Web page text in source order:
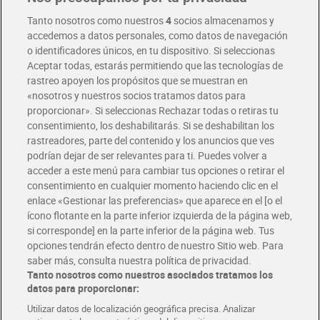
Envío gratis por compras superiores a 100€
Envío estandar por 4,99€
Glovo y Uber Eats
Solicita tu factura de Glovo o Uber Eats
Únete al CLUB Dia
Disfruta las ventajas y ofertas exclusivas.
Descárgate la APP Dia
Folletos y Tiendas
Descubre las mejores ofertas y busca tu tienda más cercana
Tarjeta MaX Dia
Te devuelve hasta 8€/mes de tus compras.
¡Solicita tu tarjeta de crédito aquí!
Tanto nosotros como nuestros4socios almacenamos y
accedemos a datos personales, como datos de navegación
o identificadores únicos, en tu dispositivo. Si seleccionas
Aceptar todas, estarás permitiendo que las tecnologías de
rastreo apoyen los propósitos que se muestran en
«nosotros y nuestros socios tratamos datos para
proporcionar». Si seleccionas Rechazar todas o retiras tu
consentimiento, los deshabilitarás. Si se deshabilitan los
rastreadores, parte del contenido y los anuncios que ves
podrían dejar de ser relevantes para ti. Puedes volver a
acceder a este menú para cambiar tus opciones o retirar el
consentimiento en cualquier momento haciendo clic en el
enlace «Gestionar las preferencias» que aparece en el [o el
ícono flotante en la parte inferior izquierda de la página web,
si corresponde] en la parte inferior de la página web. Tus
opciones tendrán efecto dentro de nuestro Sitio web. Para
saber más, consulta nuestra política de privacidad.
Tanto nosotros como nuestros asociados tratamos los
datos para proporcionar:
Utilizar datos de localización geográfica precisa. Analizar